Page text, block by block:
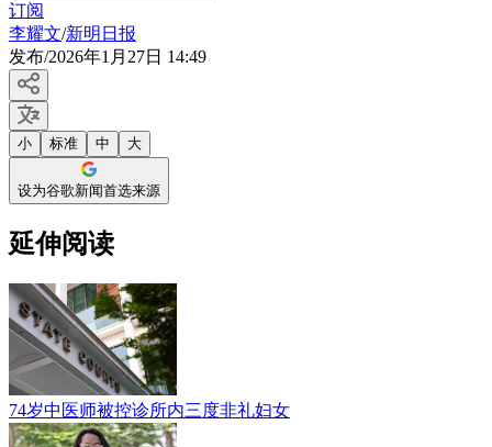
订阅
李耀文/新明日报
发布/2026年1月27日 14:49
小 标准 中 大
设为谷歌新闻首选来源
延伸阅读
74岁中医师被控诊所内三度非礼妇女